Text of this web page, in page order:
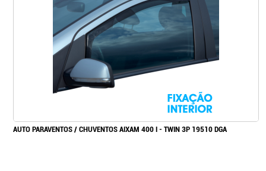
AUTO PARAVENTOS / CHUVENTOS AIXAM 400 I - TWIN 3P 19510 DGA